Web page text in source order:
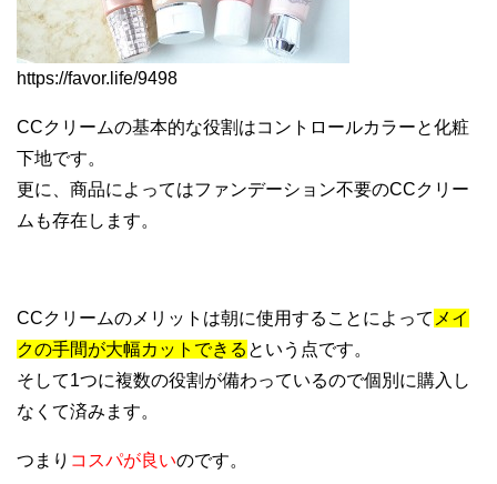
https://favor.life/9498
CCクリームの基本的な役割はコントロールカラーと化粧
下地です。
更に、商品によってはファンデーション不要のCCクリー
ムも存在します。
CCクリームのメリットは朝に使用することによって メイ
クの手間が大幅カットできる という点です。
そして1つに複数の役割が備わっているので個別に購入し
なくて済みます。
つまり コスパが良いのです。